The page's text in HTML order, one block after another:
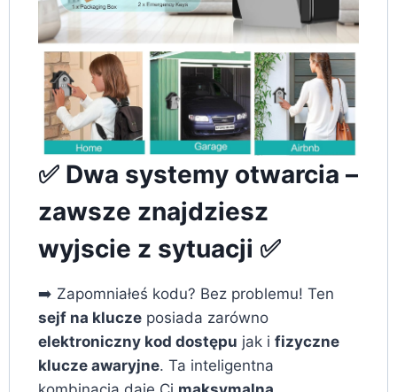
✅ Dwa systemy otwarcia –
zawsze znajdziesz
wyjscie z sytuacji ✅
➡️ Zapomniałeś kodu? Bez problemu! Ten
sejf na klucze posiada zarówno
elektroniczny kod dostępu jak i fizyczne
klucze awaryjne. Ta inteligentna